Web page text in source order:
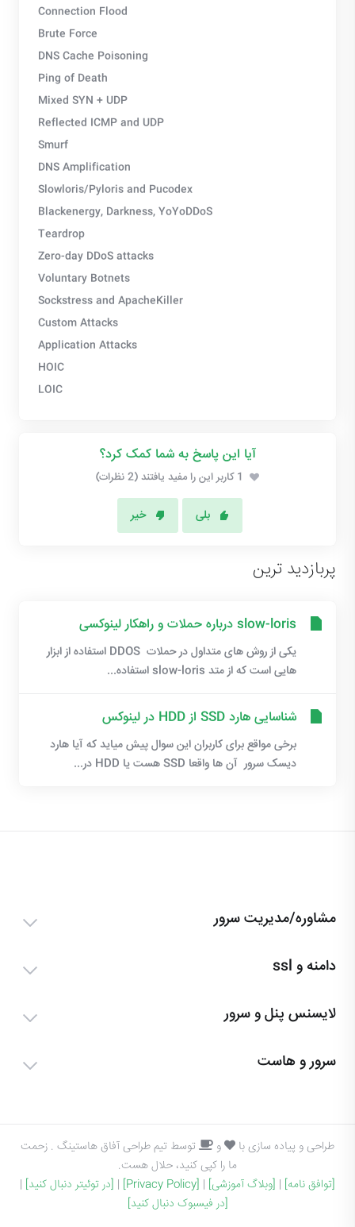
Connection Flood
Brute Force
DNS Cache Poisoning
Ping of Death
Mixed SYN + UDP
Reflected ICMP and UDP
Smurf
DNS Amplification
Slowloris/Pyloris and Pucodex
Blackenergy, Darkness, YoYoDDoS
Teardrop
Zero-day DDoS attacks
Voluntary Botnets
Sockstress and ApacheKiller
Custom Attacks
Application Attacks
HOIC
LOIC
آیا این پاسخ به شما کمک کرد؟
1 کاربر این را مفید یافتند (2 نظرات)
بلی خیر
پربازدید ترین
slow-loris درباره حملات و راهکار لینوکسی
یکی از روش های متداول در حملات DDOS استفاده از ابزار
هایی است که از متد slow-loris استفاده...
شناسایی هارد SSD از HDD در لینوکس
برخی مواقع برای کاربران این سوال پیش میاید که آیا هارد
دیسک سرور آن ها واقعا SSD هست یا HDD در...
مشاوره/مدیریت سرور
دامنه و ssl
لایسنس پنل و سرور
سرور و هاست
طراحی و پیاده سازی با و
توسط تیم طراحی آفاق هاستینگ . زحمت
ما را کپی کنید، حلال هست.
[توافق نامه] | [وبلاگ آموزشی] |
[Privacy Policy]
| [در توئیتر دنبال کنید] |
[در فیسبوک دنبال کنید]